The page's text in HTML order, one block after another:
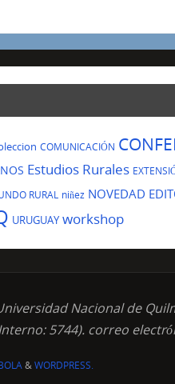
COMUNICACIÓN
Estudios Rurales
RURAL niñez NOVEDAD
URUGUAY workshop
Nacional de
5744). correo
&WORDPRESS.